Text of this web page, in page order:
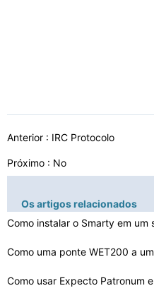
Anterior : IRC Protocolo
Próximo : No
Os artigos relacionados
Como uma ponte WET200 a